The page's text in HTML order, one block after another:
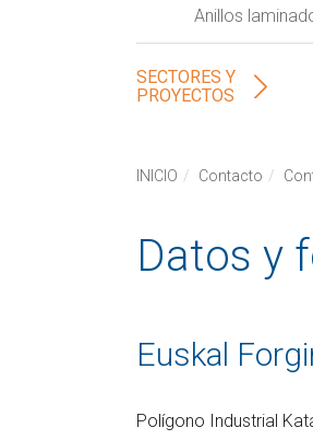
Anillos
SECTORES Y
PROYECTOS
INICIO Contacto
Datos y
Euskal
Polígono Industrial